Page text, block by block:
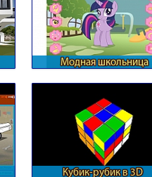
Модная школьница
Кубик-рубик в 3D